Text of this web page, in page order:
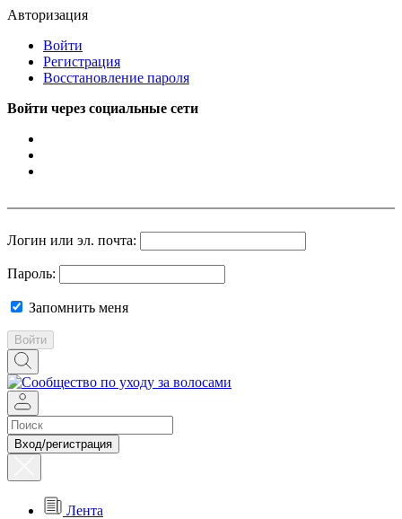
Авторизация
Войти
Регистрация
Восстановление пароля
Войти через социальные сети
Логин или эл. почта:
Пароль:
Запомнить меня
Войти
Вход/регистрация
Лента